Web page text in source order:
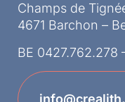
Champs de
4671 Barchon –
BE 0427.762.278